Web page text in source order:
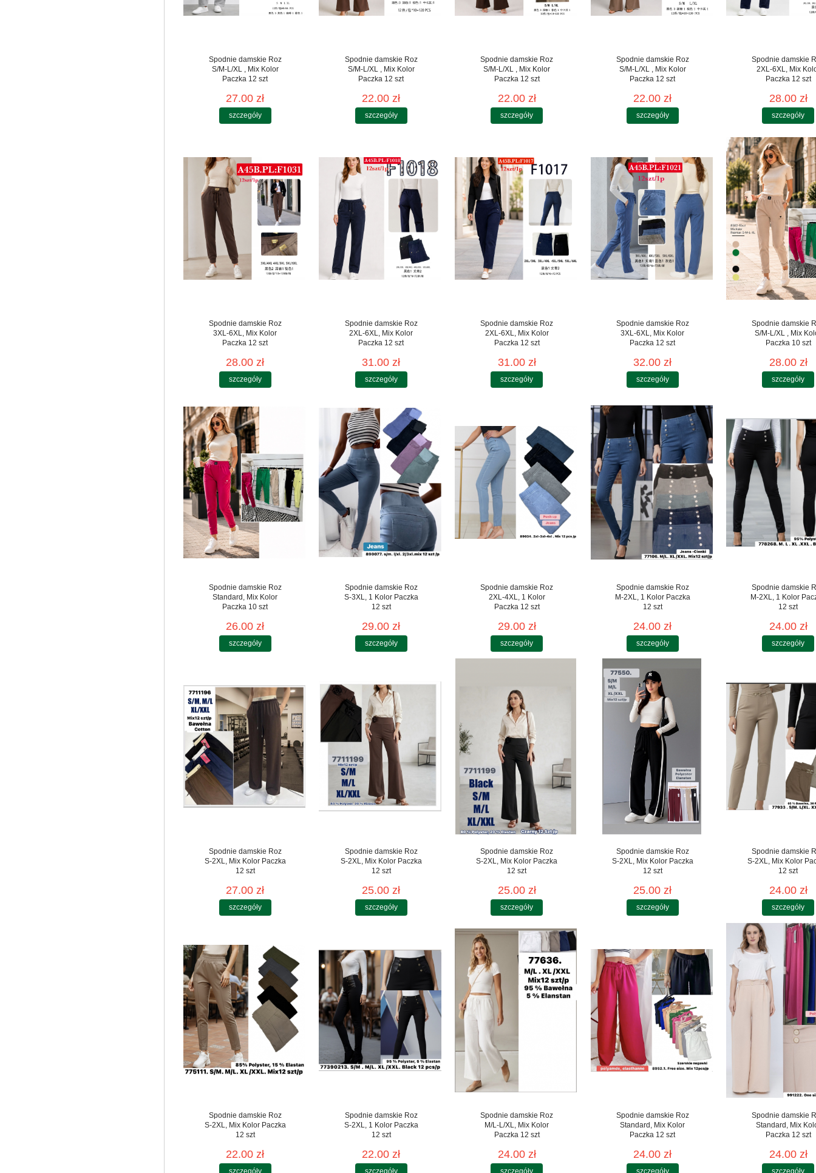
Spodnie damskie Roz
S/M-L/XL , Mix Kolor
Paczka 12 szt
27.00 zł
szczegóły
Spodnie damskie Roz
S/M-L/XL , Mix Kolor
Paczka 12 szt
22.00 zł
szczegóły
Spodnie damskie Roz
S/M-L/XL , Mix Kolor
Paczka 12 szt
22.00 zł
szczegóły
Spodnie damskie Roz
S/M-L/XL , Mix Kolor
Paczka 12 szt
22.00 zł
szczegóły
Spodnie damskie
2XL-6XL, Mix
Paczka 12 szt
28.00 zł
szczegóły
Spodnie damskie Roz
3XL-6XL, Mix Kolor
Paczka 12 szt
28.00 zł
szczegóły
Spodnie damskie Roz
2XL-6XL, Mix Kolor
Paczka 12 szt
31.00 zł
szczegóły
Spodnie damskie Roz
2XL-6XL, Mix Kolor
Paczka 12 szt
31.00 zł
szczegóły
Spodnie damskie Roz
3XL-6XL, Mix Kolor
Paczka 12 szt
32.00 zł
szczegóły
Spodnie damskie
S/M-L/XL , Mix
Paczka 10 szt
28.00 zł
szczegóły
Spodnie damskie Roz
Standard, Mix Kolor
Paczka 10 szt
26.00 zł
szczegóły
Spodnie damskie Roz
S-3XL, 1 Kolor Paczka
12 szt
29.00 zł
szczegóły
Spodnie damskie Roz
2XL-4XL, 1 Kolor
Paczka 12 szt
29.00 zł
szczegóły
Spodnie damskie Roz
M-2XL, 1 Kolor Paczka
12 szt
24.00 zł
szczegóły
Spodnie damskie
M-2XL, 1 Kolor
12 szt
24.00 zł
szczegóły
Spodnie damskie Roz
S-2XL, Mix Kolor Paczka
12 szt
27.00 zł
szczegóły
Spodnie damskie Roz
S-2XL, Mix Kolor Paczka
12 szt
25.00 zł
szczegóły
Spodnie damskie Roz
S-2XL, Mix Kolor Paczka
12 szt
25.00 zł
szczegóły
Spodnie damskie Roz
S-2XL, Mix Kolor Paczka
12 szt
25.00 zł
szczegóły
Spodnie damskie
S-2XL, Mix Kolor
12 szt
24.00 zł
szczegóły
Spodnie damskie Roz
S-2XL, Mix Kolor Paczka
12 szt
22.00 zł
szczegóły
Spodnie damskie Roz
S-2XL, 1 Kolor Paczka
12 szt
22.00 zł
szczegóły
Spodnie damskie Roz
M/L-L/XL, Mix Kolor
Paczka 12 szt
24.00 zł
szczegóły
Spodnie damskie Roz
Standard, Mix Kolor
Paczka 12 szt
24.00 zł
szczegóły
Spodnie damskie
Standard, Mix
Paczka 12 szt
24.00 zł
szczegóły